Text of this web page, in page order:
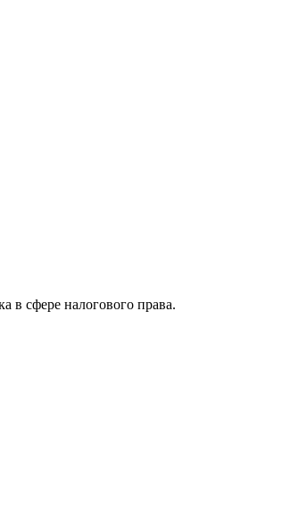
в сфере налогового права.